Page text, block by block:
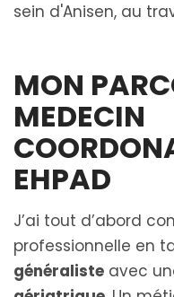
sein d'Anisen, au
MON
MEDECIN
EHPAD
J’ai tout d’abord
professionnelle en
généraliste avec